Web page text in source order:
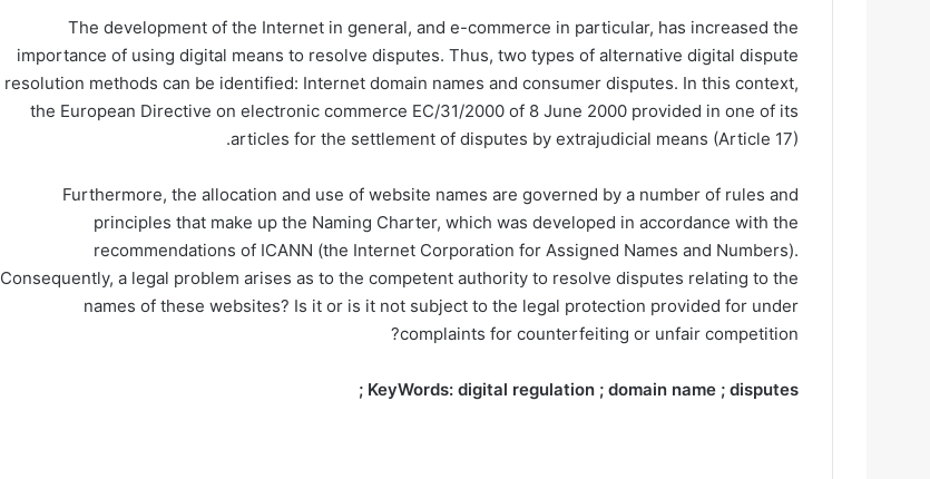
The development of the Internet in general, and e-commerce in particular, has increased the
importance of using digital means to resolve disputes. Thus, two types of alternative digital dispute
resolution methods can be identified: Internet domain names and consumer disputes. In this context,
the European Directive on electronic commerce EC/31/2000 of 8 June 2000 provided in one of its
articles for the settlement of disputes by extrajudicial means (Article 17).
Furthermore, the allocation and use of website names are governed by a number of rules and
principles that make up the Naming Charter, which was developed in accordance with the
recommendations of ICANN (the Internet Corporation for Assigned Names and Numbers).
Consequently, a legal problem arises as to the competent authority to resolve disputes relating to the
names of these websites? Is it or is it not subject to the legal protection provided for under
complaints for counterfeiting or unfair competition?
KeyWords: digital regulation ; domain name ; disputes ;